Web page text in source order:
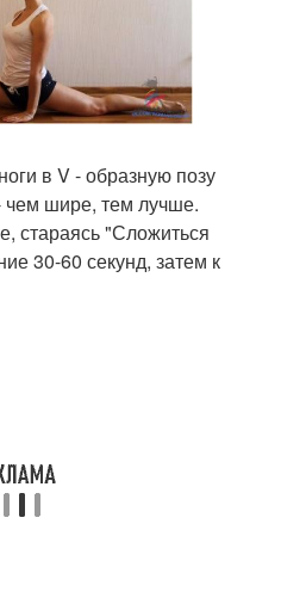
в V - образную позу
чем шире, тем лучше.
стараясь "Сложиться
30-60 секунд, затем к